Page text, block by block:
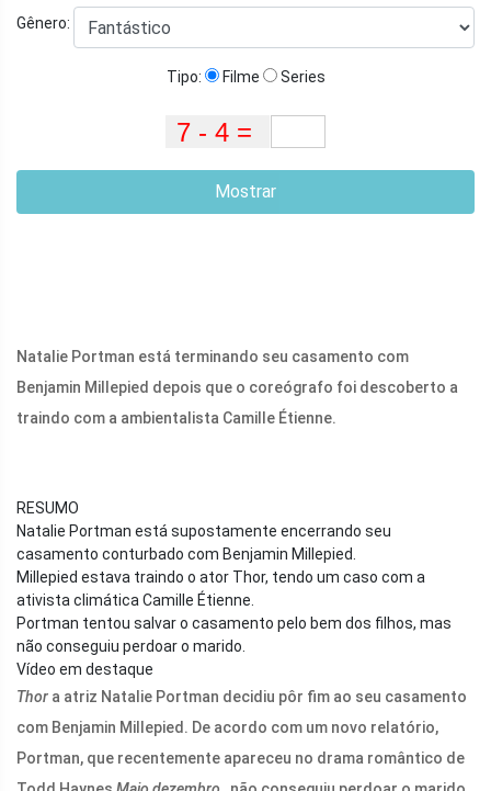
Gênero:
Tipo: Filme Series
Mostrar
Natalie Portman está terminando seu casamento com
Benjamin Millepied depois que o coreógrafo foi descoberto a
traindo com a ambientalista Camille Étienne.
RESUMO
Natalie Portman está supostamente encerrando seu
casamento conturbado com Benjamin Millepied.
Millepied estava traindo o ator Thor, tendo um caso com a
ativista climática Camille Étienne.
Portman tentou salvar o casamento pelo bem dos filhos, mas
não conseguiu perdoar o marido.
Vídeo em destaque
Thor a atriz Natalie Portman decidiu pôr fim ao seu casamento
com Benjamin Millepied. De acordo com um novo relatório,
Portman, que recentemente apareceu no drama romântico de